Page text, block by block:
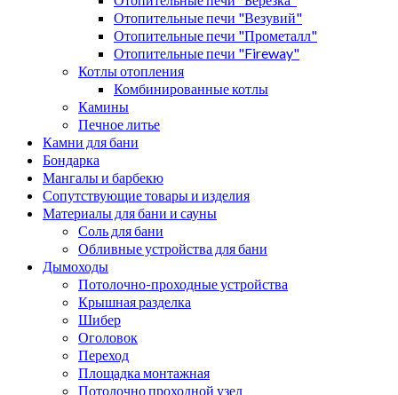
Отопительные печи "Везувий"
Отопительные печи "Прометалл"
Отопительные печи "Fireway"
Котлы отопления
Комбинированные котлы
Камины
Печное литье
Камни для бани
Бондарка
Мангалы и барбекю
Сопутствующие товары и изделия
Материалы для бани и сауны
Соль для бани
Обливные устройства для бани
Дымоходы
Потолочно-проходные устройства
Крышная разделка
Шибер
Оголовок
Переход
Площадка монтажная
Потолочно проходной узел